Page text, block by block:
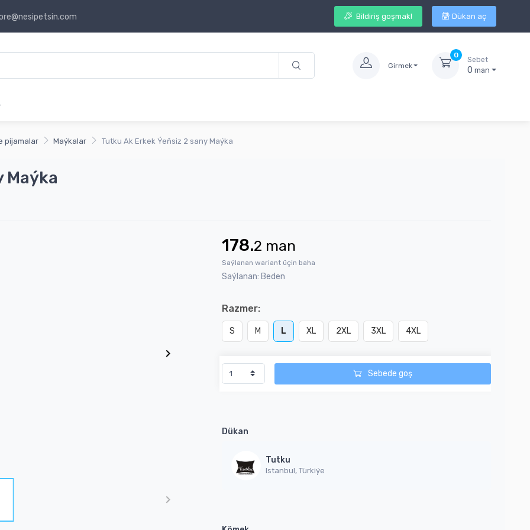
Bildiriş goşmak! Dükan aç
Girmek
0
Sebet
0man
pijamalar Maýkalar Tutku Ak Erkek Ýeňsiz 2 sany Maýka
Maýka
178.2 man
Saýlanan wariant üçin baha
Saýlanan: Beden
Razmer:
S M L XL 2XL 3XL 4XL
Sebede goş
Dükan
Tutku
Istanbul, Türkiýe